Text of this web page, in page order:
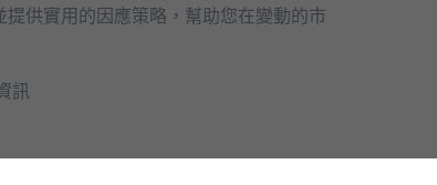
供實用的因應策略，幫助您在變動的市
訊